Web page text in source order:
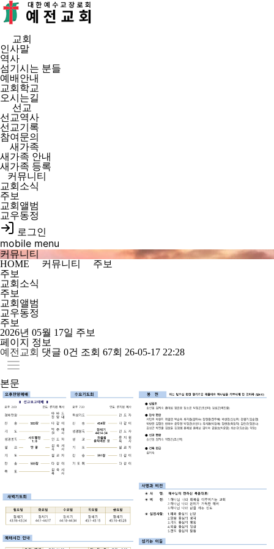
교회
인사말
역사
섬기시는 분들
예배안내
교회학교
오시는길
선교
선교역사
선교기록
참여문의
새가족
새가족 안내
새가족 등록
커뮤니티
교회소식
주보
교회앨범
교우동정
로그인
mobile menu
커뮤니티
HOME
커뮤니티
주보
주보
교회소식
주보
교회앨범
교우동정
주보
2026년 05월 17일 주보
페이지 정보
예전교회 댓글 0건 조회 67회 26-05-17 22:28
본문